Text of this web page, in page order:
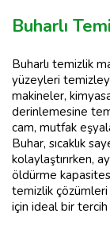
Buharlı
Buharlı temizlik
yüzeyleri
makineler,
derinlemesine
cam, mutfak
Buhar, sıcaklık
kolaylaştırırken,
öldürme
temizlik
için ideal bir